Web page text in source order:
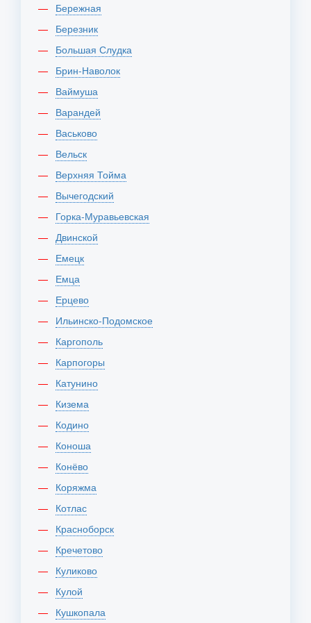
Бережная
Березник
Большая Слудка
Брин-Наволок
Ваймуша
Варандей
Васьково
Вельск
Верхняя Тойма
Вычегодский
Горка-Муравьевская
Двинской
Емецк
Емца
Ерцево
Ильинско-Подомское
Каргополь
Карпогоры
Катунино
Кизема
Кодино
Коноша
Конёво
Коряжма
Котлас
Красноборск
Кречетово
Куликово
Кулой
Кушкопала